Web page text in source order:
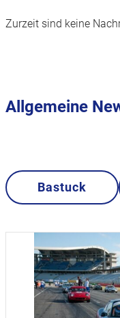
Zurzeit sind keine
Allgemeine
Bastuck